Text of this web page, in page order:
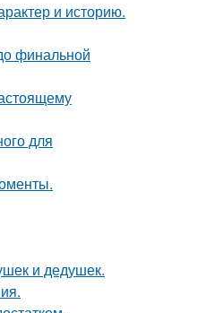
и историю.
финальной
для
и дедушек.